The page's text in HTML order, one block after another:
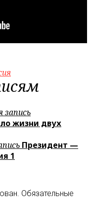
запись
жизни двух
Президент —
1
Обязательные